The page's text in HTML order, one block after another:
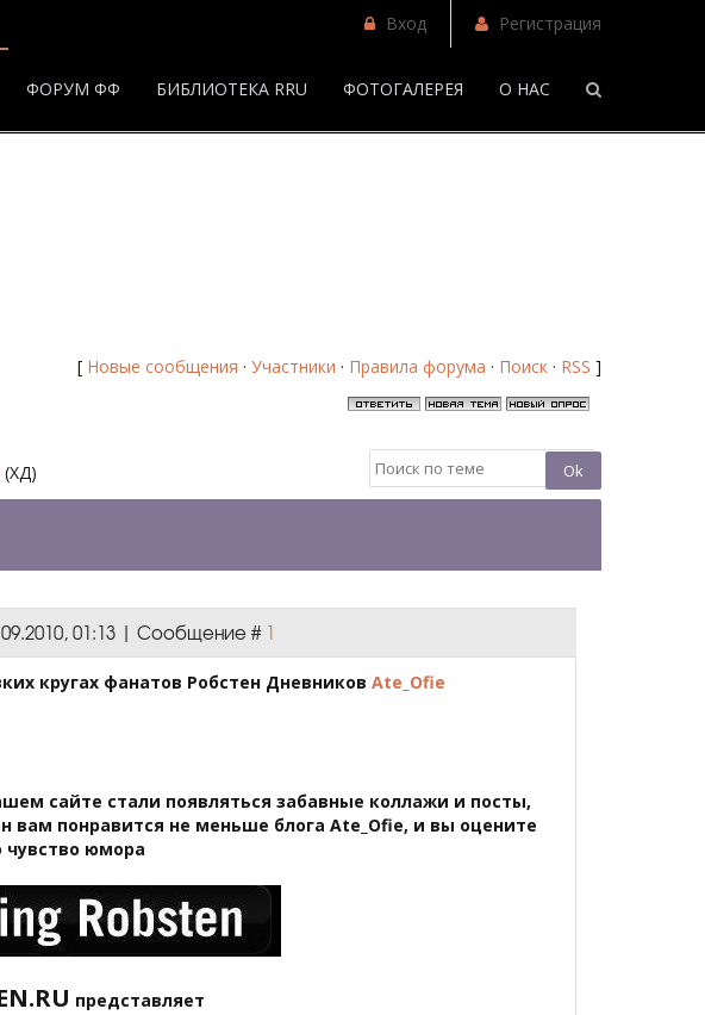
Вход Регистрация
ФОРУМ ФФ БИБЛИОТЕКА RRU ФОТОГАЛЕРЕЯ О НАС
[ Новые сообщения · Участники · Правила форума · Поиск · RSS ]
(ХД)
01:13 | Сообщение # 1
кругах фанатов Робстен Дневников Ate_Ofie
сайте стали появляться забавные коллажи и посты,
вам понравится не меньше блога Ate_Ofie, и вы оцените
чувство юмора
представляет